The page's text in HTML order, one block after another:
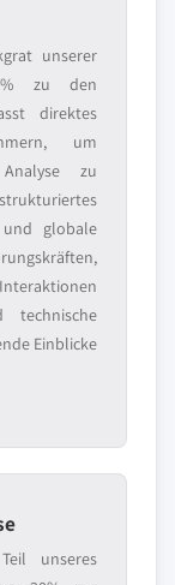
unserer
zu den
direktes
um
zu
globale
technische
Einblicke
unseres